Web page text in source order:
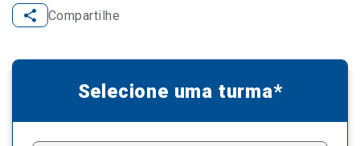
Compartilhe
Selecione uma turma*